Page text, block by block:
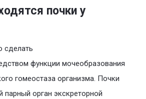
почки у
функции мочеобразования
гомеостаза организма. Почки
парный орган экскреторной